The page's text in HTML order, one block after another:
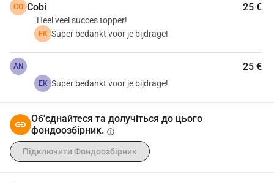
CO Cobi 25 €
Heel veel succes topper!
EK Super bedankt voor je bijdrage!
AN 25 €
EK Super bedankt voor je bijdrage!
Об'єднайтеся та долучіться до цього
фондоозбірник. info
Підключити Фондоозбірник